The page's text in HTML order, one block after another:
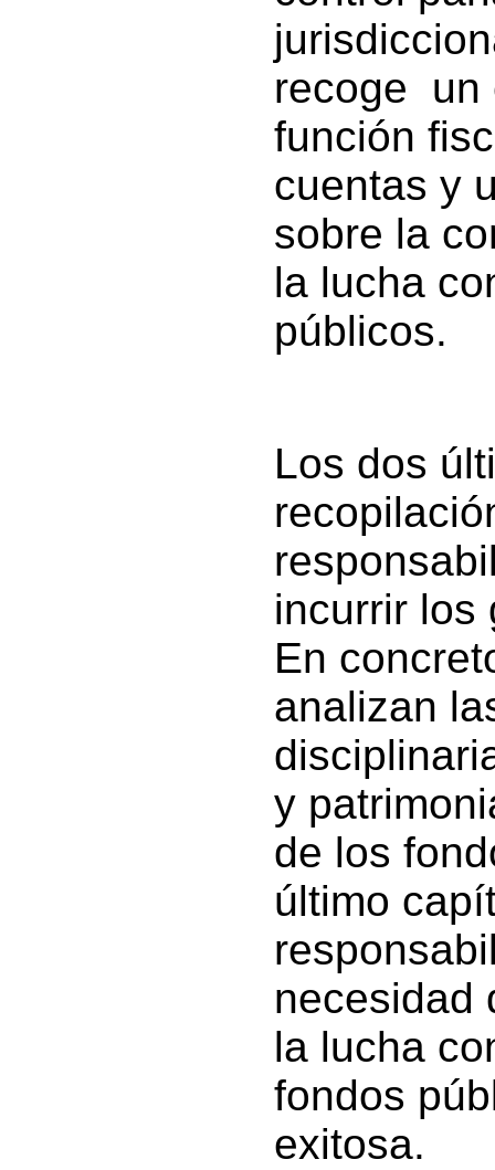
recoge un
función
cuentas y
sobre la
la lucha
públicos.
Los dos
incurrir los
En
analizan
y
de los
último
necesidad
la lucha
fondos
exitosa.